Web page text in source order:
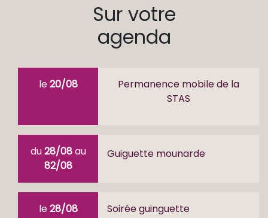
Sur votre
agenda
le20/08
Permanence mobile de la
STAS
du28/08au
82/08
Guiguette mounarde
le28/08 Soirée guinguette